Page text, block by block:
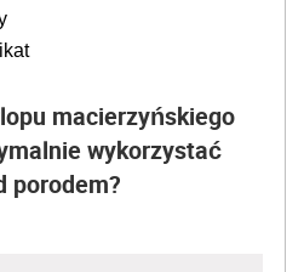
macierzyńskiego
wykorzystać
porodem?